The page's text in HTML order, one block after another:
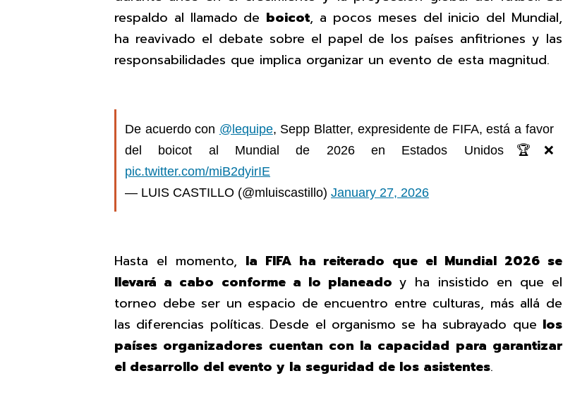
respaldo al llamado de boicot, a pocos meses del inicio del Mundial,
ha reavivado el debate sobre el papel de los países anfitriones y las
responsabilidades que implica organizar un evento de esta magnitud.
De acuerdo con @lequipe, Sepp Blatter, expresidente de FIFA, está a favor
del boicot al Mundial de 2026 en Estados Unidos🏆❌
pic.twitter.com/miB2dyirIE
— LUIS CASTILLO (@mluiscastillo) January 27, 2026
Hasta el momento, la FIFA ha reiterado que el Mundial 2026 se
llevará a cabo conforme a lo planeadoy ha insistido en que el
torneo debe ser un espacio de encuentro entre culturas, más allá de
las diferencias políticas. Desde el organismo se ha subrayado que los
países organizadores cuentan con la capacidad para garantizar
el desarrollo del evento y la seguridad de los asistentes.